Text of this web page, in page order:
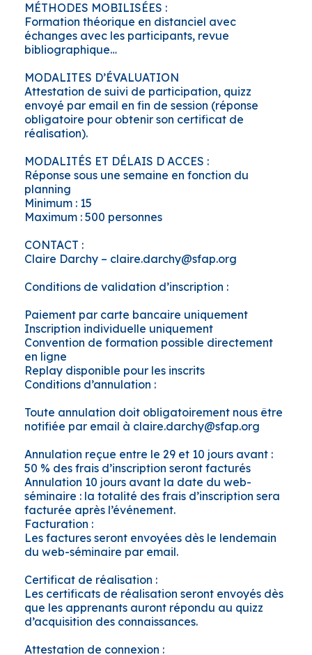
MÉTHODES MOBILISÉES :
Formation théorique en distanciel avec
échanges avec les participants, revue
bibliographique…
MODALITES D’ÉVALUATION
Attestation de suivi de participation, quizz
envoyé par email en fin de session (réponse
obligatoire pour obtenir son certificat de
réalisation).
MODALITÉS ET DÉLAIS D ACCES :
Réponse sous une semaine en fonction du
planning
Minimum : 15
Maximum : 500 personnes
CONTACT :
Claire Darchy – claire.darchy@sfap.org
Conditions de validation d’inscription :
Paiement par carte bancaire uniquement
Inscription individuelle uniquement
Convention de formation possible directement
en ligne
Replay disponible pour les inscrits
Conditions d’annulation :
Toute annulation doit obligatoirement nous être
notifiée par email à claire.darchy@sfap.org
Annulation reçue entre le 29 et 10 jours avant :
50 % des frais d’inscription seront facturés
Annulation 10 jours avant la date du web-
séminaire : la totalité des frais d’inscription sera
facturée après l’événement.
Facturation :
Les factures seront envoyées dès le lendemain
du web-séminaire par email.
Certificat de réalisation :
Les certificats de réalisation seront envoyés dès
que les apprenants auront répondu au quizz
d’acquisition des connaissances.
Attestation de connexion :